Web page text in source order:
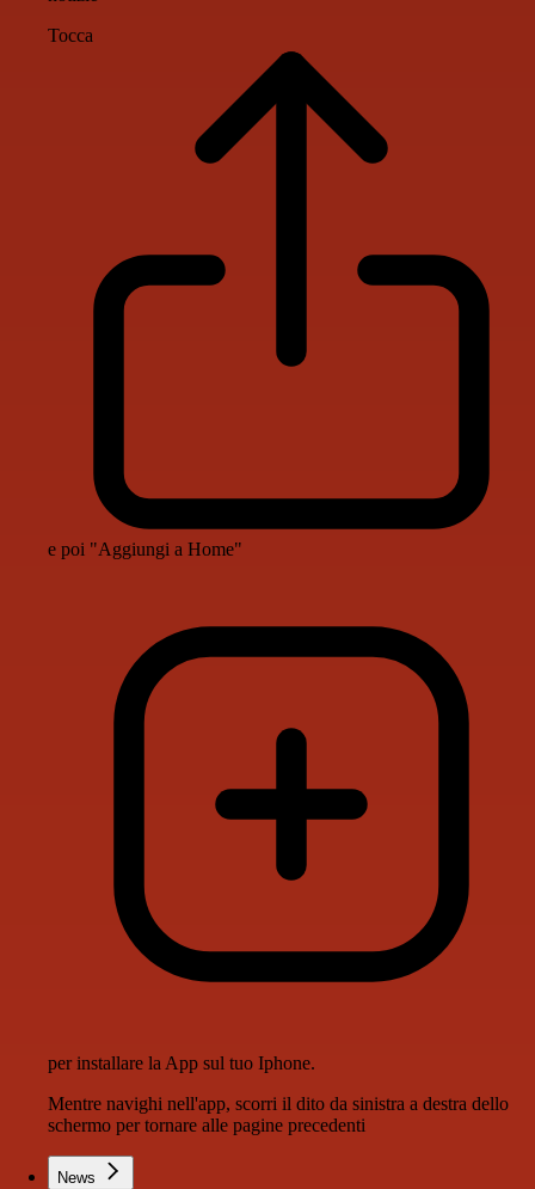
Tocca
e poi "Aggiungi a Home"
per installare la App sul tuo Iphone.
Mentre navighi nell'app, scorri il dito da sinistra a destra dello
schermo per tornare alle pagine precedenti
News